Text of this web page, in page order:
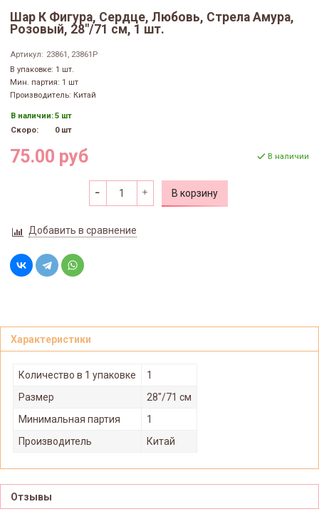
Шар К Фигура, Сердце, Любовь, Стрела Амура,
Розовый, 28"/71 см, 1 шт.
Артикул: 23861, 23861P
В упаковке: 1 шт.
Мин. партия: 1 шт
Производитель: Китай
В наличии:5 шт
Скоро:
0 шт
75.00 руб В наличии
В корзину
Добавить в сравнение
Характеристики
Количество в 1 упаковке
1
Размер
28"/71 см
Минимальная партия
1
Производитель
Китай
Отзывы